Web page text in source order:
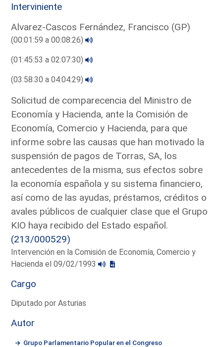
Interviniente
Alvarez-Cascos Fernández, Francisco (GP)
(00:01:59 a 00:08:26)
(01:45:53 a 02:07:30)
(03:58:30 a 04:04:29)
Solicitud de comparecencia del Ministro de
Economía y Hacienda, ante la Comisión de
Economía, Comercio y Hacienda, para que
informe sobre las causas que han motivado la
suspensión de pagos de Torras, SA, los
antecedentes de la misma, sus efectos sobre
la economía española y su sistema financiero,
así como de las ayudas, préstamos, créditos o
avales públicos de cualquier clase que el Grupo
KIO haya recibido del Estado español.
(213/000529)
Intervención en la Comisión de Economía, Comercio y
Hacienda el 09/02/1993
Cargo
Diputado por Asturias
Autor
Grupo Parlamentario Popular en el Congreso